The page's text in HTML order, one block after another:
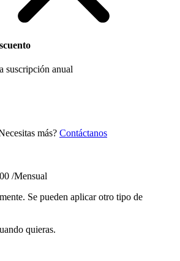
suscripción anual
más? Contáctanos
/Mensual
Se pueden aplicar otro tipo de
quieras.